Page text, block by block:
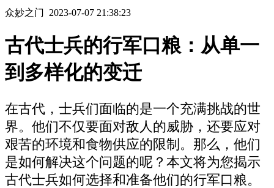
众妙之门 2023-07-07 21:38:23
古代士兵的行军口粮：从单一
到多样化的变迁
在古代，士兵们面临的是一个充满挑战的世
界。他们不仅要面对敌人的威胁，还要应对
艰苦的环境和食物供应的限制。那么，他们
是如何解决这个问题的呢？本文将为您揭示
古代士兵如何选择和准备他们的行军口粮。